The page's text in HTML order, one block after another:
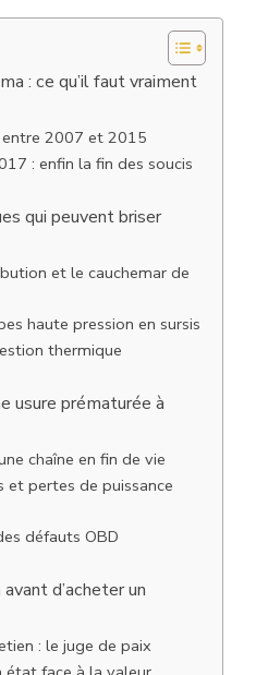
: ce qu’il faut vraiment
entre 2007 et 2015
: enfin la fin des soucis
qui peuvent briser
et le cauchemar de
haute pression en sursis
thermique
usure prématurée à
chaîne en fin de vie
et pertes de puissance
défauts OBD
d’acheter un
: le juge de paix